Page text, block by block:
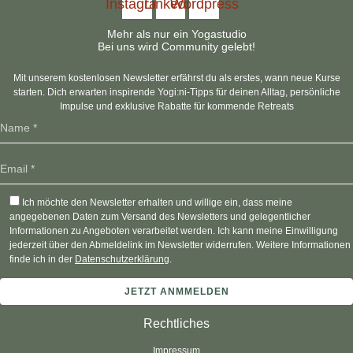
InstagramLinkedinWordpress
Mehr als nur ein Yogastudio
Bei uns wird Community gelebt!
Mit unserem kostenlosen Newsletter erfährst du als erstes, wann neue Kurse
starten. Dich erwarten inspirende Yogi:ni-Tipps für deinen Alltag, persönliche
Impulse und exklusive Rabatte für kommende Retreats
Ich möchte den Newsletter erhalten und willige ein, dass meine
angegebenen Daten zum Versand des Newsletters und gelegentlicher
Informationen zu Angeboten verarbeitet werden. Ich kann meine Einwilligung
jederzeit über den Abmeldelink im Newsletter widerrufen. Weitere Informationen
finde ich in der Datenschutzerklärung.
Rechtliches